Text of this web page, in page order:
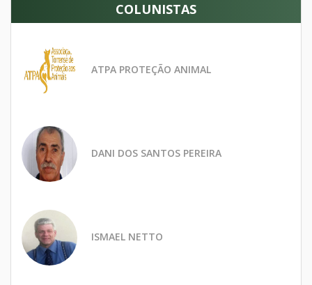
COLUNISTAS
ATPA PROTEÇÃO ANIMAL
DANI DOS SANTOS PEREIRA
ISMAEL NETTO